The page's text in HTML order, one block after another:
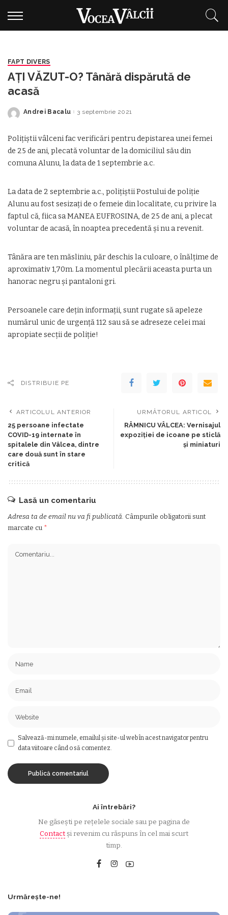
FAPT DIVERS
AȚI VĂZUT-O? Tânără dispărută de
acasă
Posted
Andrei Bacalu 3 septembrie 2021
Polițiștii vâlceni fac verificări pentru depistarea unei femei
de 25 de ani, plecată voluntar de la domiciliul său din
comuna Alunu, la data de 1 septembrie a.c.
La data de 2 septembrie a.c., polițiștii Postului de poliție
Alunu au fost sesizați de o femeie din localitate, cu privire la
faptul că, fiica sa MANEA EUFROSINA, de 25 de ani, a plecat
voluntar de acasă, în noaptea precedentă și nu a revenit.
Tânăra are ten măsliniu, păr deschis la culoare, o înălțime de
aproximativ 1,70m. La momentul plecării aceasta purta un
hanorac negru și pantaloni gri.
Persoanele care dețin informații, sunt rugate să apeleze
numărul unic de urgență 112 sau să se adreseze celei mai
apropiate secții de poliție!
DISTRIBUIE PE
ARTICOLUL ANTERIOR
25 persoane infectate
COVID-19 internate în
spitalele din Vâlcea, dintre
care două sunt în stare
critică
URMĂTORUL ARTICOL
RÂMNICU VÂLCEA: Vernisajul
expoziției de icoane pe sticlă
și miniaturi
Lasă un comentariu
Adresa ta de email nu va fi publicată. Câmpurile obligatorii sunt
marcate cu *
Salvează-mi numele, emailul și site-ul web în acest navigator pentru
data viitoare când o să comentez.
Ai întrebări?
Ne găsești pe rețelele sociale sau pe pagina de
Contactși revenim cu răspuns în cel mai scurt
timp.
Urmărește-ne!